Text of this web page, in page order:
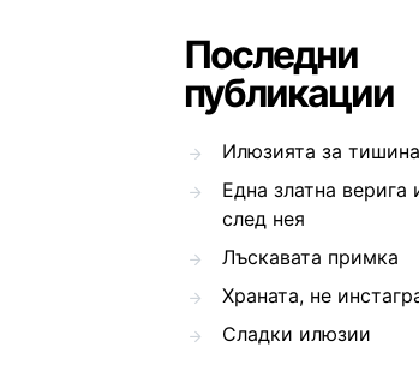
Последни
публикации
Илюзията за тишина
Една златна верига
след нея
Лъскавата примка
Храната, не
Сладки илюзии